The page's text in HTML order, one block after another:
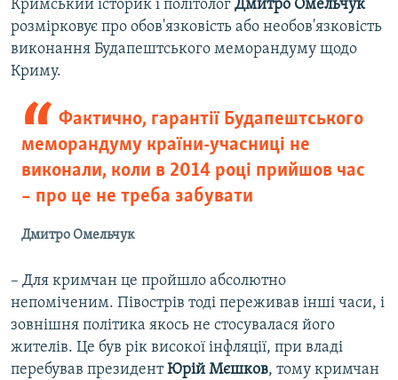
Кримський історик і політолог Дмитро Омельчук
розмірковує про обов'язковість або необов'язковість
виконання Будапештського меморандуму щодо
Криму.
Фактично, гарантії Будапештського
меморандуму країни-учасниці не
виконали, коли в 2014 році прийшов час
– про це не треба забувати
Дмитро Омельчук
– Для кримчан це пройшло абсолютно
непоміченим. Півострів тоді переживав інші часи, і
зовнішня політика якось не стосувалася його
жителів. Це був рік високої інфляції, при владі
перебував президентЮрій Мєшков, тому кримчан